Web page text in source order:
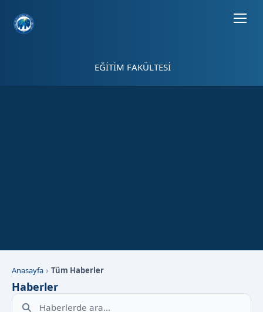
EĞİTİM FAKÜLTESİ
Anasayfa Tüm Haberler
Haberler
Haberlerde arama yap